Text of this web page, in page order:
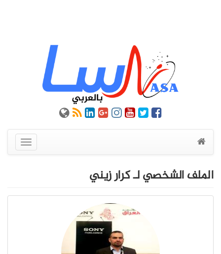
عرض
القائمة
الملف الشخصي لـ كرار زيني